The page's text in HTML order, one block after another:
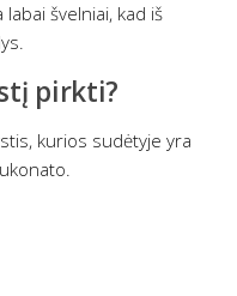
švelniai, kad iš
pirkti?
kurios sudėtyje yra